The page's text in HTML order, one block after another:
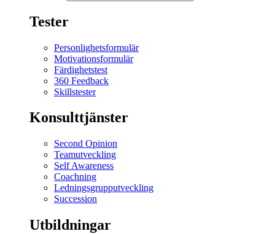
Tester
Personlighetsformulär
Motivationsformulär
Färdighetstest
360 Feedback
Skillstester
Konsulttjänster
Second Opinion
Teamutveckling
Self Awareness
Coachning
Ledningsgrupputveckling
Succession
Utbildningar